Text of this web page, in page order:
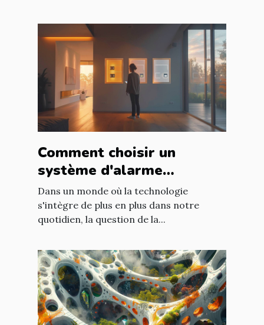
Comment choisir un
système d'alarme
respectueux de la vie
privée
Dans un monde où la technologie
s'intègre de plus en plus dans notre
quotidien, la question de la...